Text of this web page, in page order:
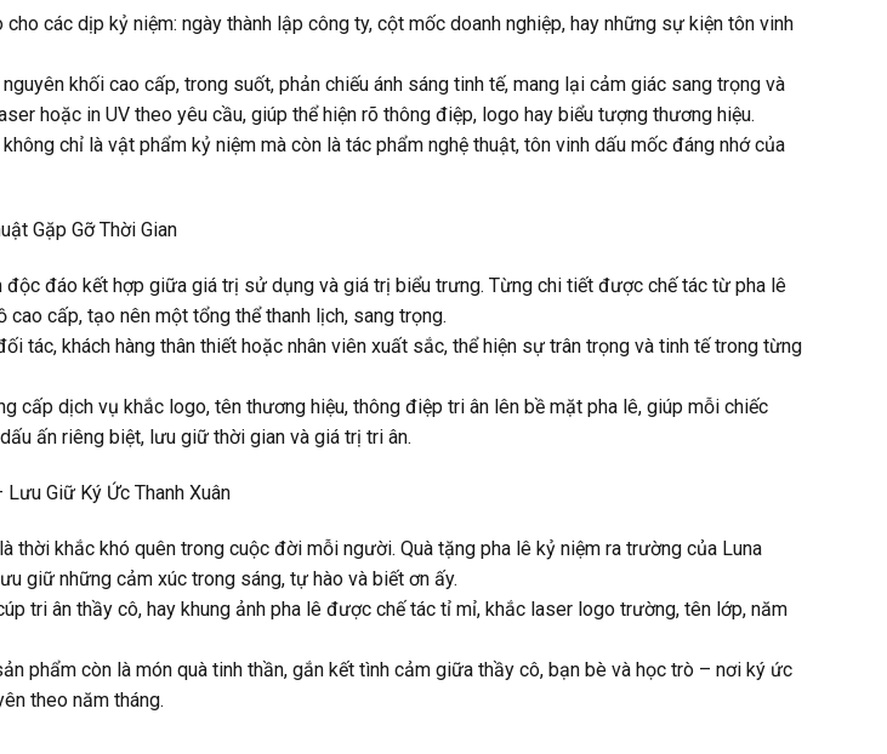
các dịp kỷ niệm: ngày thành lập công ty, cột mốc doanh nghiệp, hay những sự kiện tôn vinh
khối cao cấp, trong suốt, phản chiếu ánh sáng tinh tế, mang lại cảm giác sang trọng và
hoặc in UV theo yêu cầu, giúp thể hiện rõ thông điệp, logo hay biểu tượng thương hiệu.
chỉ là vật phẩm kỷ niệm mà còn là tác phẩm nghệ thuật, tôn vinh dấu mốc đáng nhớ của
Gặp Gỡ Thời Gian
đáo kết hợp giữa giá trị sử dụng và giá trị biểu trưng. Từng chi tiết được chế tác từ pha lê
cao cấp, tạo nên một tổng thể thanh lịch, sang trọng.
tác, khách hàng thân thiết hoặc nhân viên xuất sắc, thể hiện sự trân trọng và tinh tế trong từng
cấp dịch vụ khắc logo, tên thương hiệu, thông điệp tri ân lên bề mặt pha lê, giúp mỗi chiếc
ấn riêng biệt, lưu giữ thời gian và giá trị tri ân.
Giữ Ký Ức Thanh Xuân
thời khắc khó quên trong cuộc đời mỗi người. Quà tặng pha lê kỷ niệm ra trường của Luna
giữ những cảm xúc trong sáng, tự hào và biết ơn ấy.
tri ân thầy cô, hay khung ảnh pha lê được chế tác tỉ mỉ, khắc laser logo trường, tên lớp, năm
phẩm còn là món quà tinh thần, gắn kết tình cảm giữa thầy cô, bạn bè và học trò – nơi ký ức
theo năm tháng.